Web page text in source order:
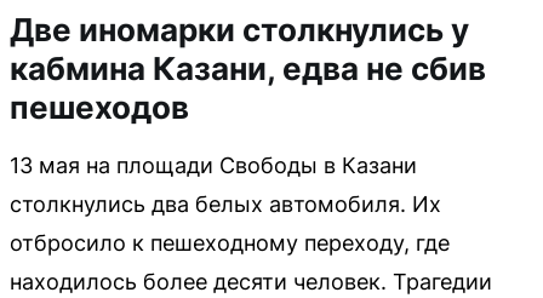
Две иномарки столкнулись у
кабмина Казани, едва не сбив
пешеходов
13 мая на площади Свободы в Казани
столкнулись два белых автомобиля. Их
отбросило к пешеходному переходу, где
находилось более десяти человек. Трагедии